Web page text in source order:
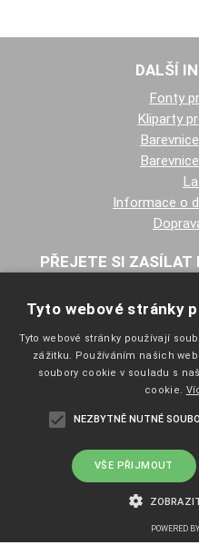
DALŠÍ
Fonty
Kliparty
Informace o
PŘEJETE SI ZASÍLAT
Tyto webové stránky
Tyto webové stránky používají
zážitku. Používáním našich
soubory cookie v souladu s
cookie.
NEZBYTNĚ NUTNÉ
VŠE PŘIJMOUT
POWERED